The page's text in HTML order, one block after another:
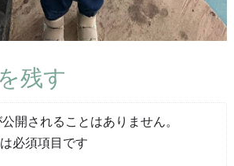
残す
開されることはありません。
必須項目です